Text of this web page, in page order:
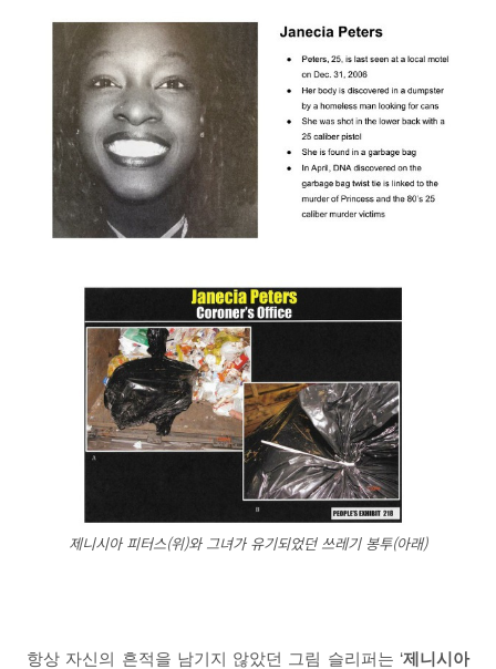
제니시아 피터스(위)와 그녀가 유기되었던 쓰레기 봉투(아래)
항상 자신의 흔적을 남기지 않았던 그림 슬리퍼는 ‘제니시아